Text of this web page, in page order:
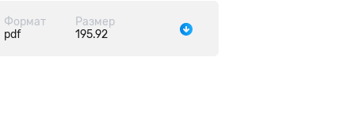
Формат
pdf
Размер
195.92